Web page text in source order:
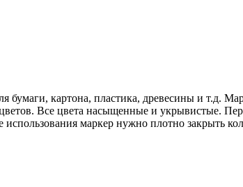
картона, пластика, древесины и т.д.
Все цвета насыщенные и укрывистые.
маркер нужно плотно закрыть